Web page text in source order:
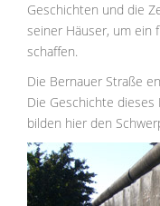
Geschichten und die
seiner Häuser, um ein
schaffen.
Die Bernauer Straße
Die Geschichte
bilden hier den